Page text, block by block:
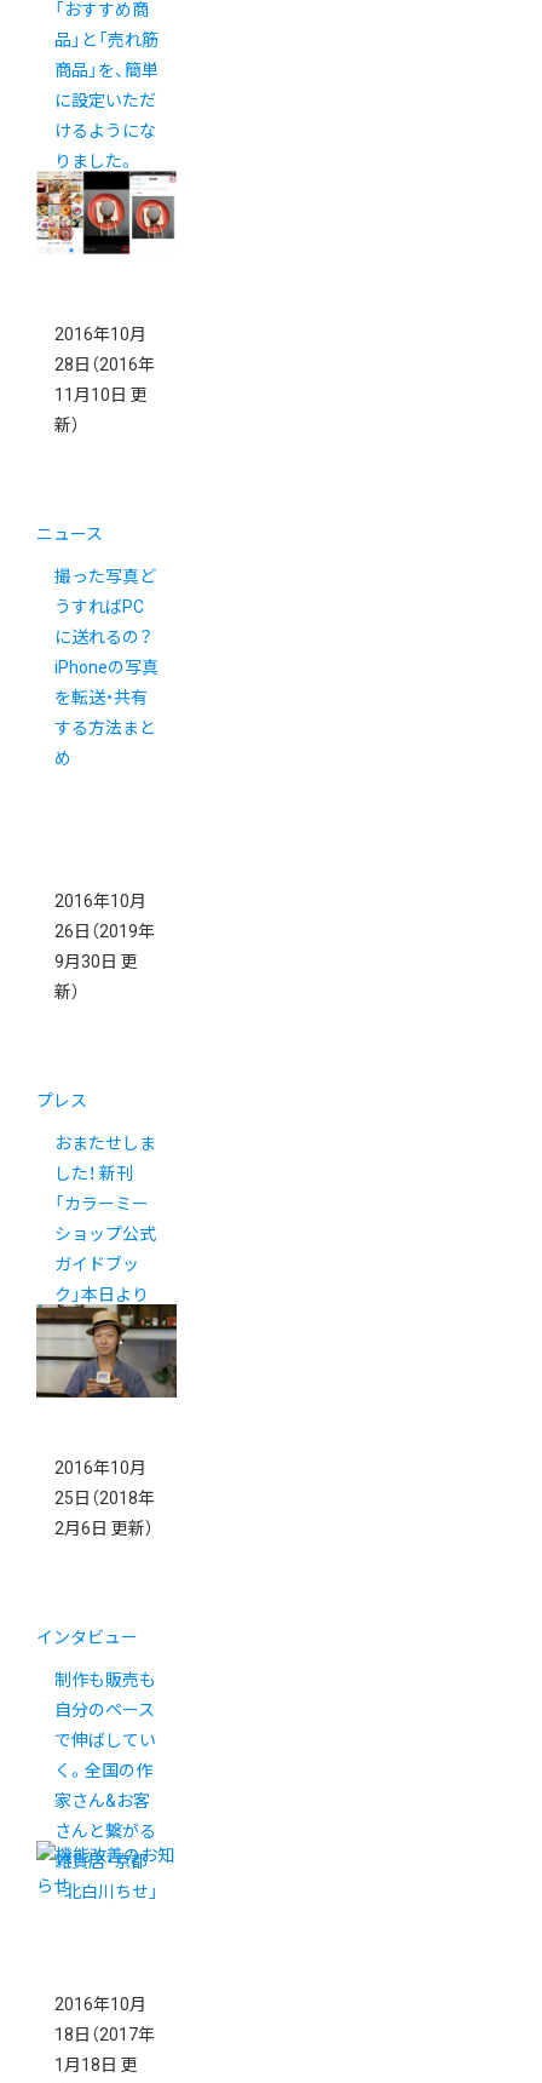
「おすすめ商
品」と「売れ筋
商品」を、簡単
に設定いただ
けるようにな
りました。
2016年10月
28日 （2016年
11月10日 更
新）
ニュース
撮った写真ど
うすればPC
に送れるの？
iPhoneの写真
を転送・共有
する方法まと
め
2016年10月
26日 （2019年
9月30日 更
新）
プレス
おまたせしま
した！ 新刊
「カラーミー
ショップ公式
ガイドブッ
ク」本日より
発売開始！
2016年10月
25日 （2018年
2月6日 更新）
インタビュー
制作も販売も
自分のペース
で伸ばしてい
く。全国の作
家さん&お客
さんと繋がる
雑貨店・京都
「北白川ちせ」
2016年10月
18日 （2017年
1月18日 更